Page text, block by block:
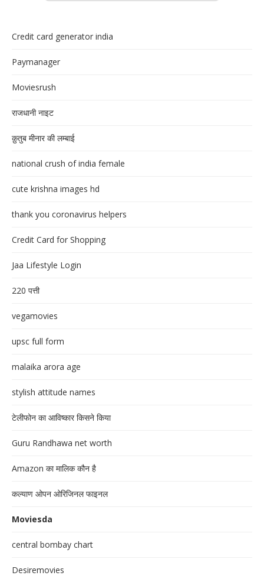
Credit card generator india
Paymanager
Moviesrush
राजधानी नाइट
क़ुतुब मीनार की लम्बाई
national crush of india female
cute krishna images hd
thank you coronavirus helpers
Credit Card for Shopping
Jaa Lifestyle Login
220 पत्ती
vegamovies
upsc full form
malaika arora age
stylish attitude names
टेलीफोन का आविष्कार किसने किया
Guru Randhawa net worth
Amazon का मालिक कौन है
कल्याण ओपन ओरिजिनल फाइनल
Moviesda
central bombay chart
Desiremovies